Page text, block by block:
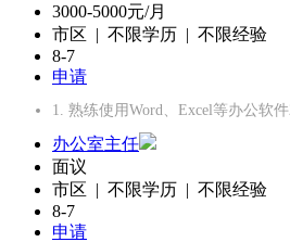
3000-5000元/月
市区 | 不限学历 | 不限经验
8-7
申请
1. 熟练使用Word、Excel等办公软
办公室主任
面议
市区 | 不限学历 | 不限经验
8-7
申请